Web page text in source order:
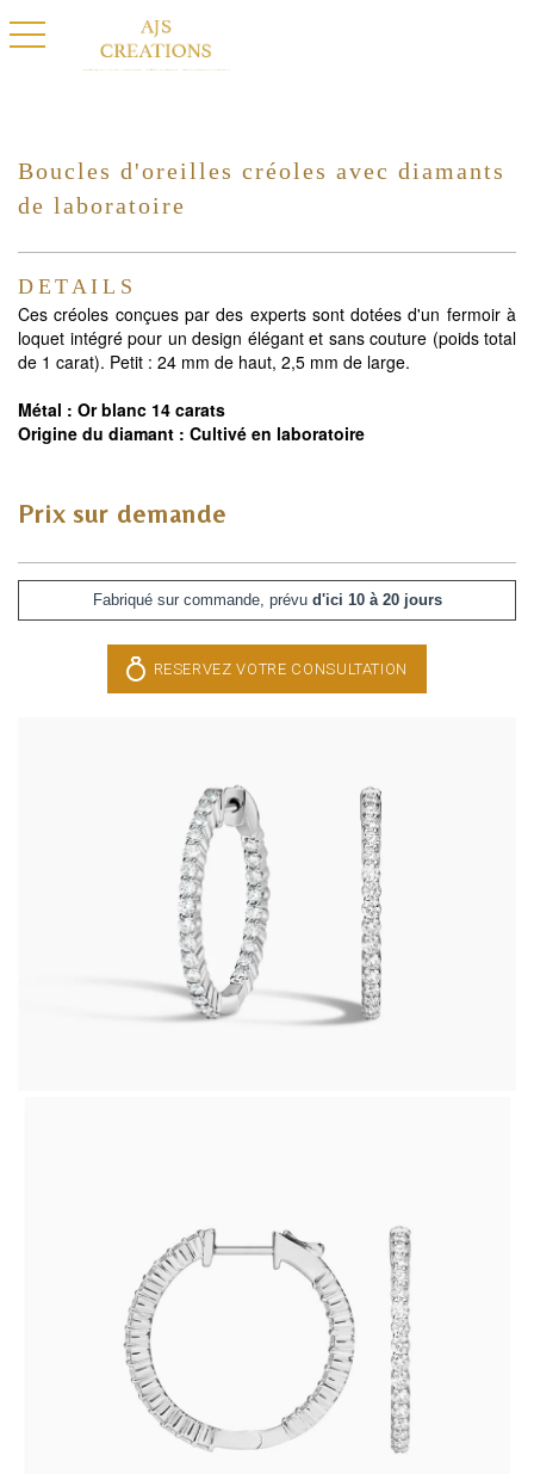
basculer la navigation
Boucles d'oreilles créoles avec diamants
de laboratoire
DETAILS
Ces créoles conçues par des experts sont dotées d'un fermoir à
loquet intégré pour un design élégant et sans couture (poids total
de 1 carat). Petit : 24 mm de haut, 2,5 mm de large.
Métal : Or blanc 14 carats
Origine du diamant : Cultivé en laboratoire
Prix sur demande
Fabriqué sur commande, prévu d'ici 10 à 20 jours
RESERVEZ VOTRE CONSULTATION